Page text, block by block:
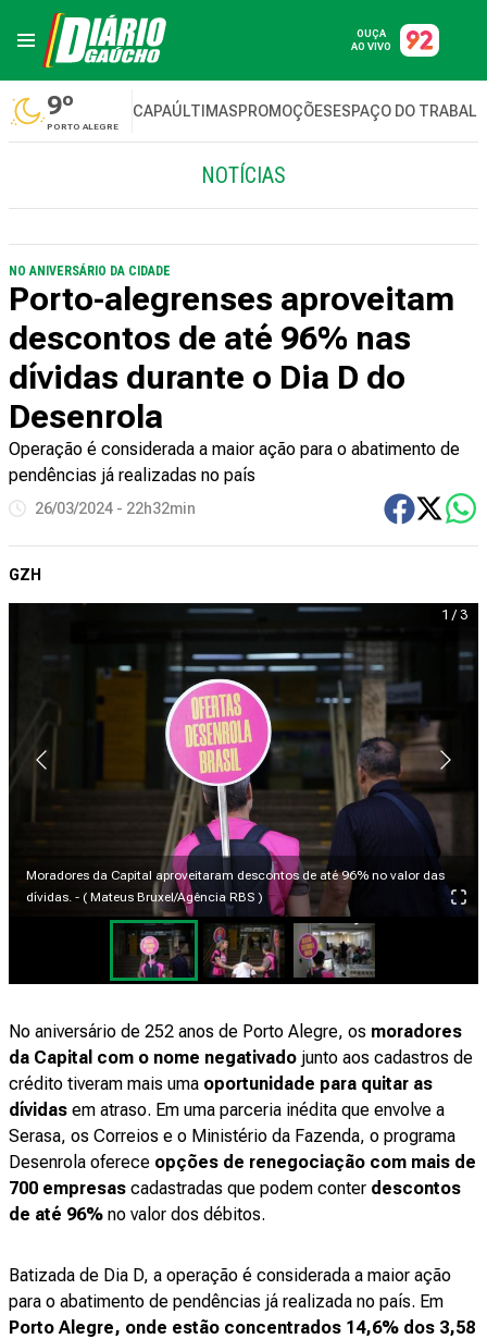
OUÇA
AO VIVO
9º
PORTO ALEGRE
CAPAÚLTIMASPROMOÇÕESESPAÇO DO
NOTÍCIAS
NO ANIVERSÁRIO DA CIDADE
Porto-alegrenses aproveitam
descontos de até 96% nas
dívidas durante o Dia D do
Desenrola
Operação é considerada a maior ação para o abatimento de
pendências já realizadas no país
26/03/2024 - 22h32min
GZH
Moradores da Capital aproveitaram descontos de até 96% no valor das
dívidas. - ( Mateus Bruxel/Agência RBS )
1 /3
No aniversário de 252 anos de Porto Alegre, os moradores
da Capital com o nome negativado junto aos cadastros de
crédito tiveram mais uma oportunidade para quitar as
dívidas em atraso. Em uma parceria inédita que envolve a
Serasa, os Correios e o Ministério da Fazenda, o programa
Desenrola oferece opções de renegociação com mais de
700 empresas cadastradas que podem conter descontos
de até 96% no valor dos débitos.
Batizada de Dia D, a operação é considerada a maior ação
para o abatimento de pendências já realizada no país. Em
Porto Alegre, onde estão concentrados 14,6% dos 3,58